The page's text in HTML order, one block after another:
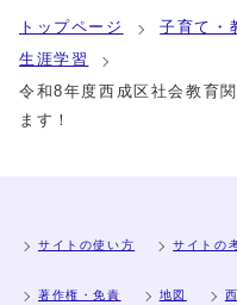
トップページ
子育て・
生涯学習
令和8年度西成区社会教育
ます！
サイトの使い方 サイトの
著作権・免責 地図